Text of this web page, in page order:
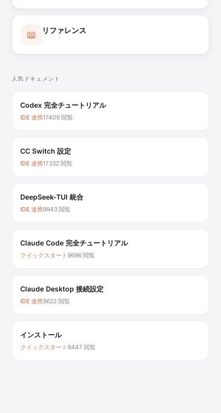
📖 リファレンス
人気ドキュメント
Codex 完全チュートリアル
IDE 連携17409 閲覧
CC Switch 設定
IDE 連携17332 閲覧
DeepSeek-TUI 統合
IDE 連携9943 閲覧
Claude Code 完全チュートリアル
クイックスタート 9696 閲覧
Claude Desktop 接続設定
IDE 連携9622 閲覧
インストール
クイックスタート 8447 閲覧